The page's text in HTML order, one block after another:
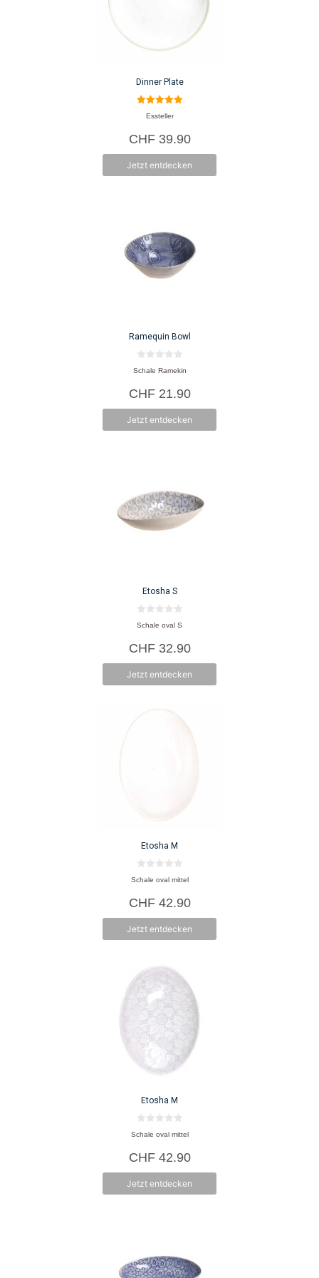
Dinner Plate
5.00
von 5
Essteller
CHF39.90
Jetzt entdecken
Ramequin Bowl
0
v
n
5
Schale Ramekin
CHF21.90
Jetzt entdecken
Etosha S
0
v
n
5
Schale oval S
CHF32.90
Jetzt entdecken
Etosha M
0
v
n
5
Schale oval mittel
CHF42.90
Jetzt entdecken
Etosha M
0
v
n
5
Schale oval mittel
CHF42.90
Jetzt entdecken